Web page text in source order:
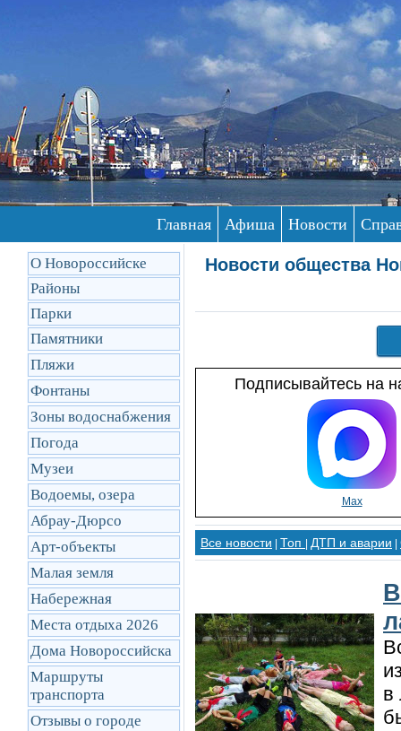
Главная Афиша Новости
О Новороссийске
Районы
Парки
Памятники
Пляжи
Фонтаны
Зоны водоснабжения
Погода
Музеи
Водоемы, озера
Абрау-Дюрсо
Арт-объекты
Малая земля
Набережная
Места отдыха 2026
Дома Новороссийска
Маршруты
транcпорта
Отзывы о городе
Новости общества
Подписывайтесь на
Max
Все новости Топ ДТП и аварии
в